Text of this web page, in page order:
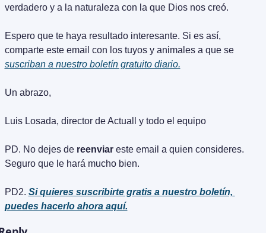
verdadero y a la naturaleza con la que Dios nos creó.
Espero que te haya resultado interesante. Si es así,
comparte este email con los tuyos y animales a que se
suscriban a nuestro boletín gratuito diario.
Un abrazo,
Luis Losada, director de Actuall y todo el equipo
PD. No dejes de reenviar este email a quien consideres.
Seguro que le hará mucho bien.
PD2. Si quieres suscribirte gratis a nuestro boletín,
puedes hacerlo ahora aquí.